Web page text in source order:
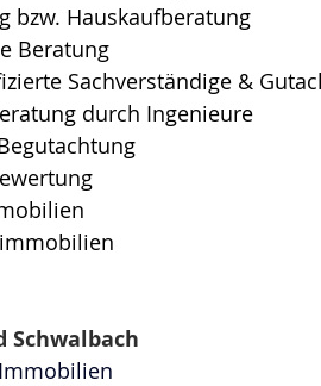
bzw. Hauskaufberatung
Beratung
Sachverständige &
durch Ingenieure